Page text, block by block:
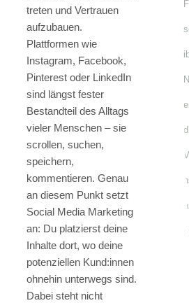
treten und Vertrauen
aufzubauen.
Plattformen wie
Instagram, Facebook,
Pinterest oder LinkedIn
sind längst fester
Bestandteil des Alltags
vieler Menschen – sie
scrollen, suchen,
speichern,
kommentieren. Genau
an diesem Punkt setzt
Social Media Marketing
an: Du platzierst deine
Inhalte dort, wo deine
potenziellen Kund:innen
ohnehin unterwegs sind.
Dabei steht nicht